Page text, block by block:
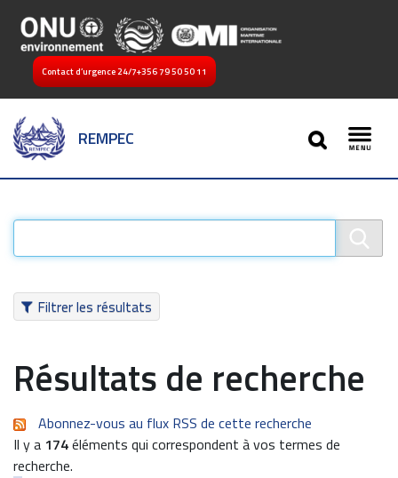
Contact d’urgence 24/7+356 79 50 50 11
REMPEC
SEARCH
Filtrer les résultats
Résultats de recherche
Abonnez-vous au flux RSS de cette recherche
Il y a 174éléments qui correspondent à vos termes de
recherche.